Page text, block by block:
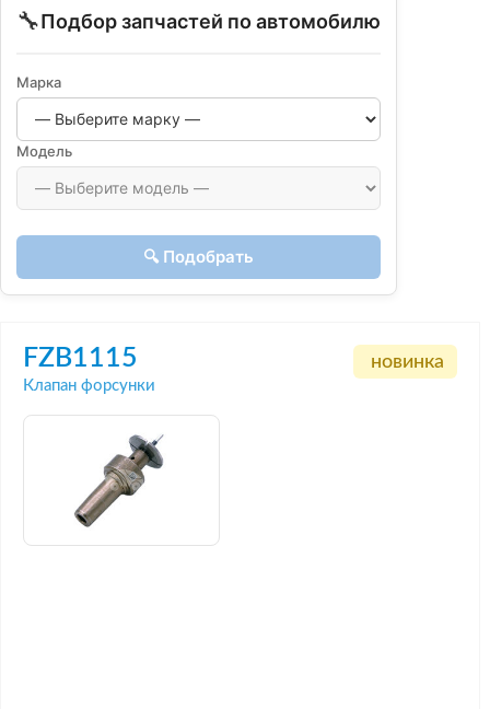
🔧Подбор запчастей по автомобилю
Марка
Модель
🔍 Подобрать
FZB1115
Клапан форсунки
новинка